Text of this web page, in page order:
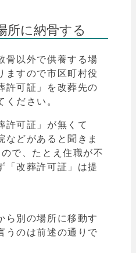
所に納骨する
骨以外で供養する場
ますので市区町村役
許可証」を改葬先の
ください。
許可証」が無くて
などがあると聞きま
で、たとえ住職が不
「改葬許可証」は提
ら別の場所に移動す
うのは前述の通りで